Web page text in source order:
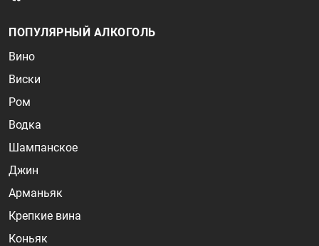
ПОПУЛЯРНЫЙ АЛКОГОЛЬ
Вино
Виски
Ром
Водка
Шампанское
Джин
Арманьяк
Крепкие вина
Коньяк